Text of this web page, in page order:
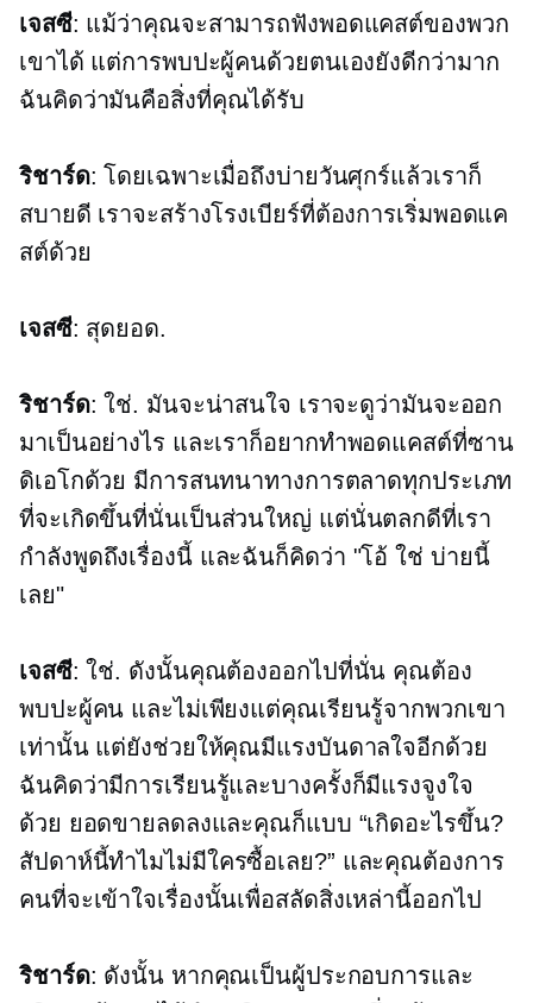
เจสซี: แม้ว่าคุณจะสามารถฟังพอดแคสต์ของพวก
เขาได้ แต่การพบปะผู้คนด้วยตนเองยังดีกว่ามาก
ฉันคิดว่ามันคือสิ่งที่คุณได้รับ
ริชาร์ด: โดยเฉพาะเมื่อถึงบ่ายวันศุกร์แล้วเราก็
สบายดี เราจะสร้างโรงเบียร์ที่ต้องการเริ่มพอดแค
สต์ด้วย
เจสซี: สุดยอด.
ริชาร์ด: ใช่. มันจะน่าสนใจ เราจะดูว่ามันจะออก
มาเป็นอย่างไร และเราก็อยากทำพอดแคสต์ที่ซาน
ดิเอโกด้วย มีการสนทนาทางการตลาดทุกประเภท
ที่จะเกิดขึ้นที่นั่นเป็นส่วนใหญ่ แต่นั่นตลกดีที่เรา
กำลังพูดถึงเรื่องนี้ และฉันก็คิดว่า "โอ้ ใช่ บ่ายนี้
เลย"
เจสซี: ใช่. ดังนั้นคุณต้องออกไปที่นั่น คุณต้อง
พบปะผู้คน และไม่เพียงแต่คุณเรียนรู้จากพวกเขา
เท่านั้น แต่ยังช่วยให้คุณมีแรงบันดาลใจอีกด้วย
ฉันคิดว่ามีการเรียนรู้และบางครั้งก็มีแรงจูงใจ
ด้วย ยอดขายลดลงและคุณก็แบบ “เกิดอะไรขึ้น?
สัปดาห์นี้ทำไมไม่มีใครซื้อเลย?” และคุณต้องการ
คนที่จะเข้าใจเรื่องนั้นเพื่อสลัดสิ่งเหล่านี้ออกไป
ริชาร์ด: ดังนั้น หากคุณเป็นผู้ประกอบการและ